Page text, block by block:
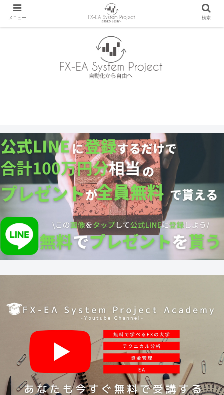
メニュー 検索